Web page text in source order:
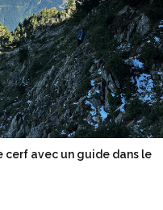
cerf avec un guide dans le